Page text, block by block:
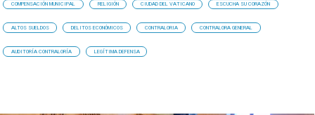
COMPENSACIÓN MUNICIPAL RELIGIÓN CIUDAD DEL VATICANO ESCUCHA SU CORAZÓN
ALTOS SUELDOS DELITOS ECONÓMICOS CONTRALORIA CONTRALORA GENERAL
AUDITORÍA CONTRALORÍA LEGÍTIMA DEFENSA